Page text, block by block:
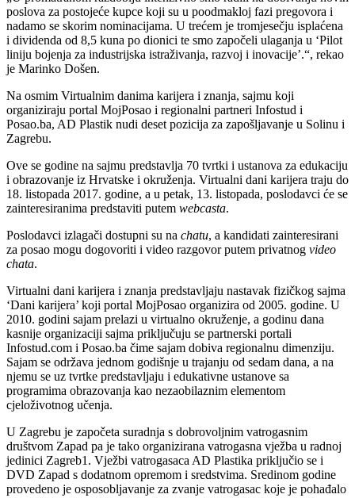
poslova za postojeće kupce koji su u poodmakloj fazi pregovora i
nadamo se skorim nominacijama. U trećem je tromjesečju isplaćena
i dividenda od 8,5 kuna po dionici te smo započeli ulaganja u ‘Pilot
liniju bojenja za industrijska istraživanja, razvoj i inovacije’.“, rekao
je Marinko Došen.
Na osmim Virtualnim danima karijera i znanja, sajmu koji
organiziraju portal MojPosao i regionalni partneri Infostud i
Posao.ba, AD Plastik nudi deset pozicija za zapošljavanje u Solinu i
Zagrebu.
Ove se godine na sajmu predstavlja 70 tvrtki i ustanova za edukaciju
i obrazovanje iz Hrvatske i okruženja. Virtualni dani karijera traju do
18. listopada 2017. godine, a u petak, 13. listopada, poslodavci će se
zainteresiranima predstaviti putem webcasta.
Poslodavci izlagači dostupni su na chatu, a kandidati zainteresirani
za posao mogu dogovoriti i video razgovor putem privatnog video
chata.
Virtualni dani karijera i znanja predstavljaju nastavak fizičkog sajma
‘Dani karijera’ koji portal MojPosao organizira od 2005. godine. U
2010. godini sajam prelazi u virtualno okruženje, a godinu dana
kasnije organizaciji sajma priključuju se partnerski portali
Infostud.com i Posao.ba čime sajam dobiva regionalnu dimenziju.
Sajam se održava jednom godišnje u trajanju od sedam dana, a na
njemu se uz tvrtke predstavljaju i edukativne ustanove sa
programima obrazovanja kao nezaobilaznim elementom
cjeloživotnog učenja.
U Zagrebu je započeta suradnja s dobrovoljnim vatrogasnim
društvom Zapad pa je tako organizirana vatrogasna vježba u radnoj
jedinici Zagreb1. Vježbi vatrogasaca AD Plastika priključio se i
DVD Zapad s dodatnom opremom i sredstvima. Sredinom godine
provedeno je osposobljavanje za zvanje vatrogasac koje je pohađalo